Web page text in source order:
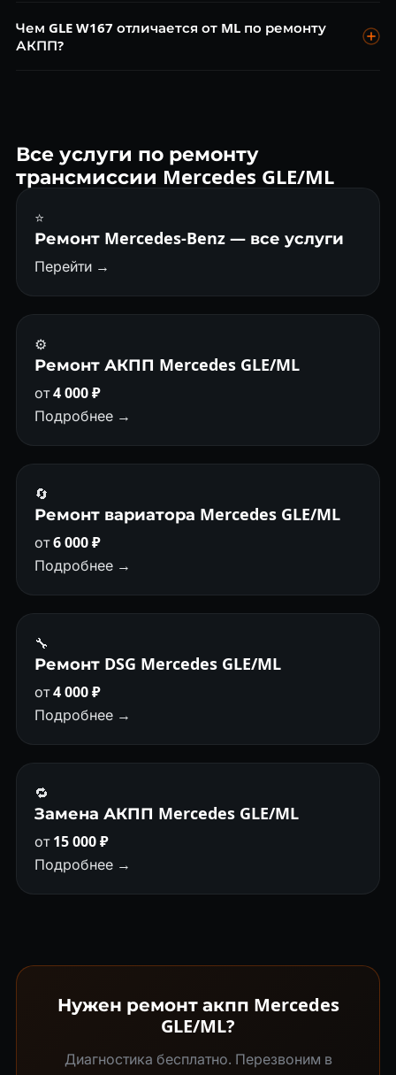
гидроблок Y3/8N1, датчики, ГДТ. Ремонтируем ежедневно.
Чем GLE W167 отличается от ML по ремонту
АКПП?
несколько выше.
Все услуги по ремонту
трансмиссии Mercedes GLE/ML
⭐
Ремонт Mercedes-Benz — все услуги
Перейти →
⚙️
Ремонт АКПП Mercedes GLE/ML
от4 000 ₽
Подробнее →
🔄
Ремонт вариатора Mercedes GLE/ML
от6 000 ₽
Подробнее →
🔧
Ремонт DSG Mercedes GLE/ML
от4 000 ₽
Подробнее →
🔁
Замена АКПП Mercedes GLE/ML
от15 000 ₽
Подробнее →
Нужен ремонт акпп Mercedes
GLE/ML?
Диагностика бесплатно. Перезвоним в